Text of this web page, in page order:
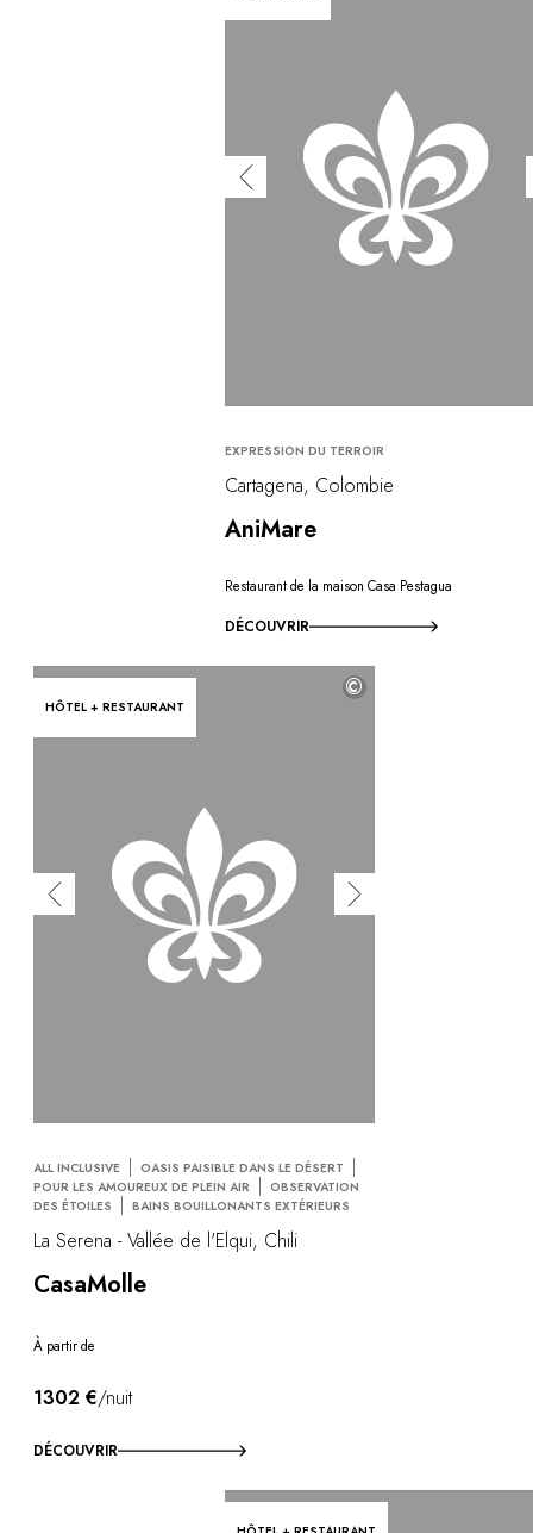
EXPRESSION DU TERROIR
Cartagena, Colombie
AniMare
Restaurant de la maison Casa Pestagua
DÉCOUVRIR
HÔTEL + RESTAURANT
©
ALL INCLUSIVE
OASIS PAISIBLE DANS LE DÉSERT
POUR LES AMOUREUX DE PLEIN AIR
OBSERVATION
DES ÉTOILES
BAINS BOUILLONANTS EXTÉRIEURS
La Serena - Vallée de l'Elqui, Chili
CasaMolle
À partir de
1302 €/nuit
DÉCOUVRIR